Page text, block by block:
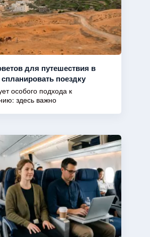
для путешествия в
поездку
особого подхода к
здесь важно